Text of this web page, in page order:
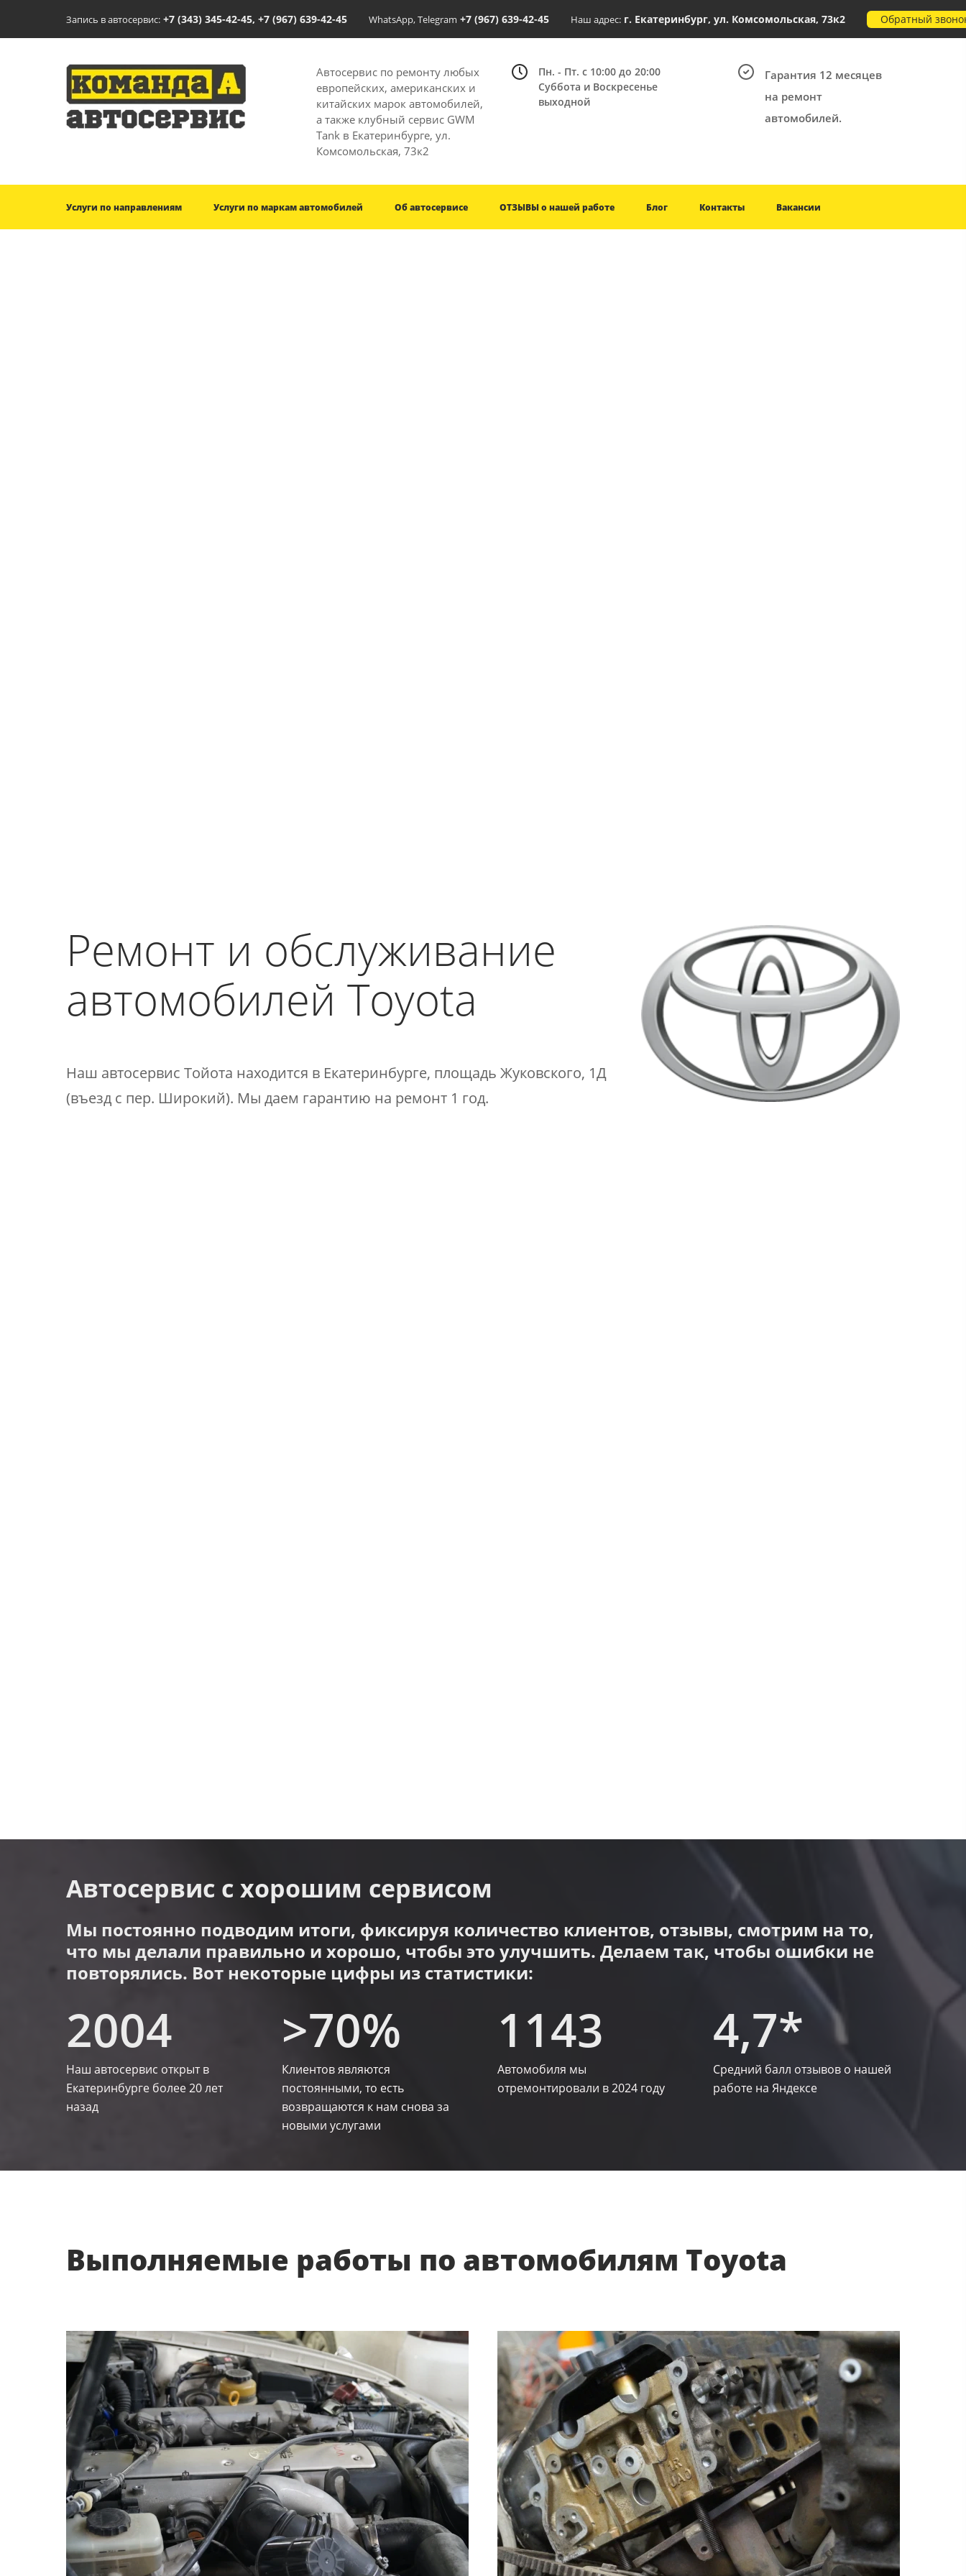
Запись в автосервис: +7 (343) 345-42-45, +7 (967) 639-42-45 WhatsApp, Telegram +7 (967) 639-42-45 Наш адрес: г. Екатеринбург, ул. Комсомольская, 73к2 Обратный
Автосервис по ремонту любых
европейских, американских и
китайских марок автомобилей,
а также клубный сервис GWM
Tank в Екатеринбурге, ул.
Комсомольская, 73к2
Пн. - Пт. с 10:00 до 20:00
Суббота и Воскресенье
выходной
Гарантия 12 месяцев
на ремонт
автомобилей.
Услуги по направлениям Услуги по маркам автомобилей Об автосервисе ОТЗЫВЫ о нашей работе Блог Контакты Вакансии
Ремонт и обслуживание
автомобилей Toyota​
​Наш автосервис Тойота находится в Екатеринбурге, площадь Жуковского, 1Д
(въезд с пер. Широкий)​​. Мы даем гарантию на ремонт 1 год.
Автосервис с хорошим сервисом
Мы постоянно подводим итоги, фиксируя количество клиентов, отзывы, смотрим на то,
что мы делали правильно и хорошо, чтобы это улучшить. Делаем так, чтобы ошибки не
повторялись. Вот некоторые цифры из статистики:​
2004
Наш автосервис открыт в
Екатеринбурге более 20 лет
назад​
>70% ​​
Клиентов являются
постоянными, то есть
возвращаются к нам снова за
новыми услугами​
1143
Автомобиля мы
отремонтировали в 2024 году​
4,7*​
Средний балл отзывов о нашей
работе на Яндексе​
Выполняемые работы по автомобилям ​Toyota​